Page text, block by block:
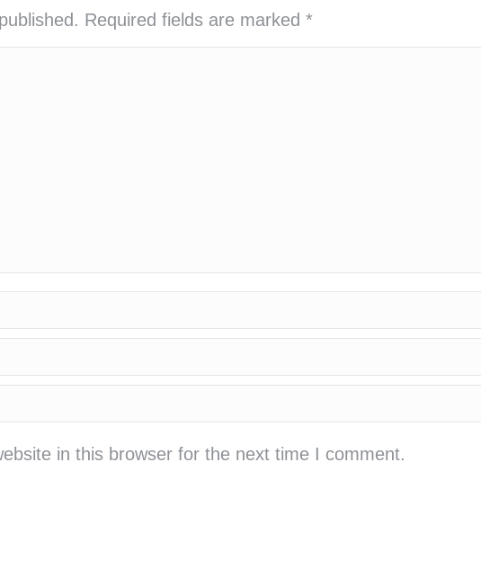
Required fields are marked *
in this browser for the next time I comment.